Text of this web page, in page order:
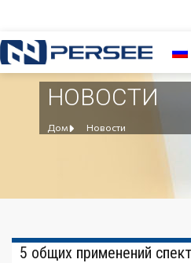
НОВОСТИ
Дом Новости
5 общих применений